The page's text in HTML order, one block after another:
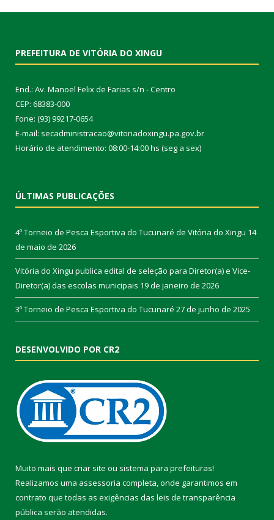
PREFEITURA DE VITÓRIA DO XINGU
End.: Av. Manoel Felix de Farias s/n - Centro
CEP: 68383-000
Fone: (93) 99217-0654
E-mail: secadministracao@vitoriadoxingu.pa.gov.br
Horário de atendimento: 08:00-14:00 hs (seg a sex)
ÚLTIMAS PUBLICAÇÕES
4º Torneio de Pesca Esportiva do Tucunaré de Vitória do Xingu 14
de maio de 2026
Vitória do Xingu publica edital de seleção para Diretor(a) e Vice-
Diretor(a) das escolas municipais 19 de janeiro de 2026
3º Torneio de Pesca Esportiva do Tucunaré 27 de junho de 2025
DESENVOLVIDO POR CR2
Muito mais que criar site ou sistema para prefeituras!
Realizamos uma assessoria completa, onde garantimos em
contrato que todas as exigências das leis de transparência
pública serão atendidas.